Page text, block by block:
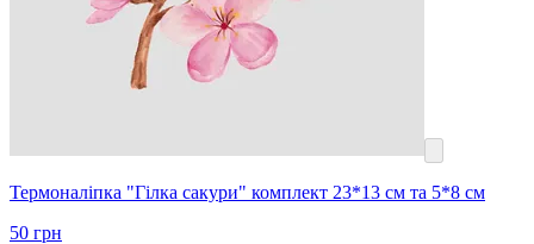
Термоналіпка "Гілка сакури" комплект 23*13 см та 5*8 см
50 грн